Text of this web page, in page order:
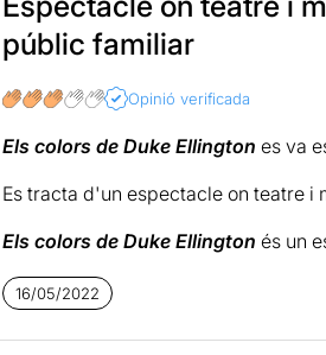
A més, l'espectacle compta amb
al jazz i a les músiques
experiència única. Ja he vist altres
Noucents, el
Els colors de
banda de músics que fan vibrar el
algun moment pot perdre una mica
públic familiar
Opinió verificada
Els colors de Duke Ellington es va
Es tracta d'un espectacle on teatre
Els colors de Duke Ellington és un
tenor),Jordi Casas
Albert Clapés
els actorsMarcel TomàsiToni
16/05/2022